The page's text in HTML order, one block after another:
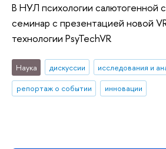
В НУЛ психологии салютогенной
семинар с презентацией новой
технологии PsyTechVR
Наука дискуссии
исследования и
репортаж о событии
инновации